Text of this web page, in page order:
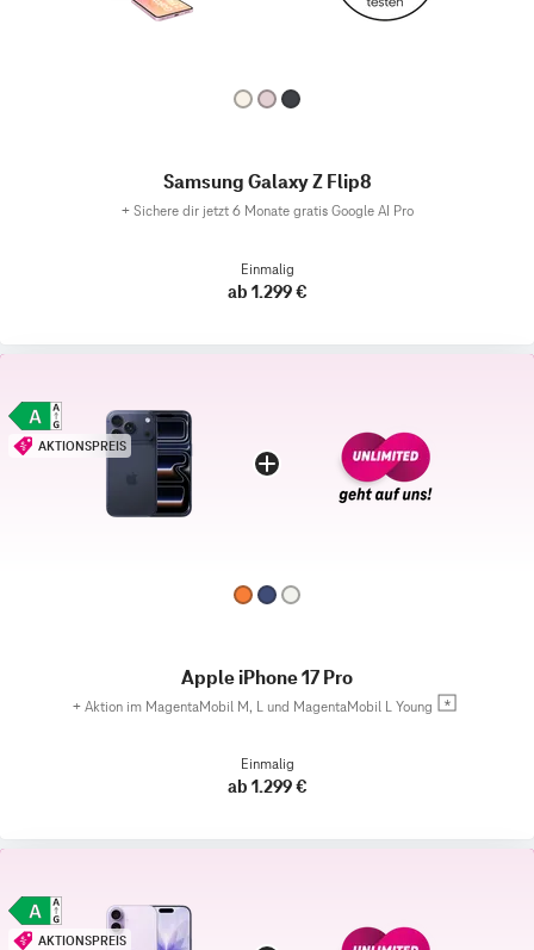
Samsung Galaxy Z Flip8
+ Sichere dir jetzt 6 Monate gratis Google AI Pro
Einmalig
ab 1.299 €
AKTIONSPREIS
Apple iPhone 17 Pro
+ Aktion im MagentaMobil M, L und MagentaMobil L Young
Einmalig
ab 1.299 €
AKTIONSPREIS